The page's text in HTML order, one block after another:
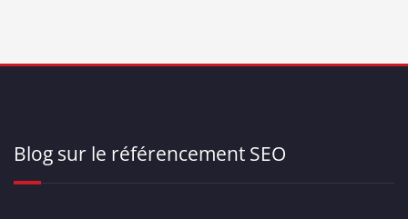
Blog sur le référencement SEO